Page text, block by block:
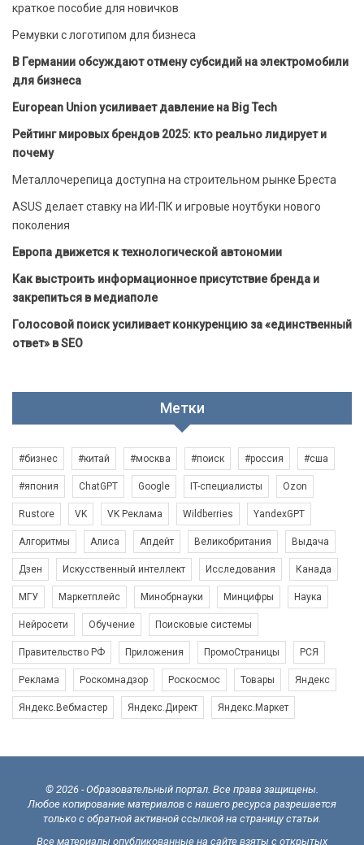
краткое пособие для новичков
Ремувки с логотипом для бизнеса
В Германии обсуждают отмену субсидий на электромобили
для бизнеса
European Union усиливает давление на Big Tech
Рейтинг мировых брендов 2025: кто реально лидирует и
почему
Металлочерепица доступна на строительном рынке Бреста
ASUS делает ставку на ИИ-ПК и игровые ноутбуки нового
поколения
Европа движется к технологической автономии
Как выстроить информационное присутствие бренда и
закрепиться в медиаполе
Голосовой поиск усиливает конкуренцию за «единственный
ответ» в SEO
Метки
#бизнес #китай #москва #поиск #россия #сша
#япония ChatGPT Google IT-специалисты Ozon
Rustore VK VK Реклама Wildberries YandexGPT
Алгоритмы Алиса Апдейт Великобритания Выдача
Дзен Искусственный интеллект Исследования Канада
МГУ Маркетплейс Минобрнауки Минцифры Наука
Нейросети Обучение Поисковые системы
Правительство РФ Приложения ПромоСтраницы РСЯ
Реклама Роскомнадзор Роскосмос Товары Яндекс
Яндекс.Вебмастер Яндекс.Директ Яндекс.Маркет
© 2026 - Образовательный портал. Все права защищены.
Любое копирование материалов с нашего ресурса разрешается
только с обратной активной ссылкой на страницу статьи.
Все материалы опубликованные на сайте взяты с открытых